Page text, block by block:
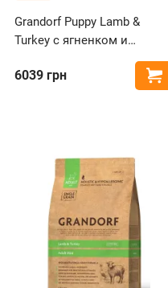
Grandorf Puppy Lamb &
Turkey с ягненком и
индейкой для щенков
мелких и средних пород
6039 грн